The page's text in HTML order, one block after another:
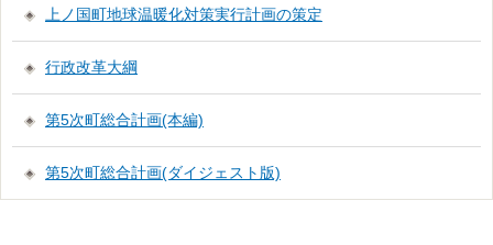
上ノ国町地球温暖化対策実行計画の策定
行政改革大綱
第5次町総合計画(本編)
第5次町総合計画(ダイジェスト版)